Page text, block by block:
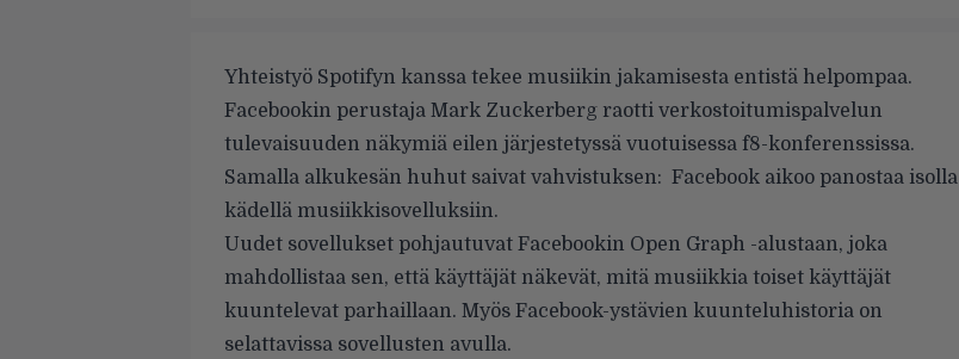
Yhteistyö Spotifyn kanssa tekee musiikin jakamisesta entistä helpompaa.
Facebookin perustaja Mark Zuckerberg raotti verkostoitumispalvelun
tulevaisuuden näkymiä eilen järjestetyssä vuotuisessa f8-konferenssissa.
Samalla alkukesän huhut saivat vahvistuksen: Facebook aikoo panostaa isolla
kädellä musiikkisovelluksiin.
Uudet sovellukset pohjautuvat Facebookin Open Graph -alustaan, joka
mahdollistaa sen, että käyttäjät näkevät, mitä musiikkia toiset käyttäjät
kuuntelevat parhaillaan. Myös Facebook-ystävien kuunteluhistoria on
selattavissa sovellusten avulla.